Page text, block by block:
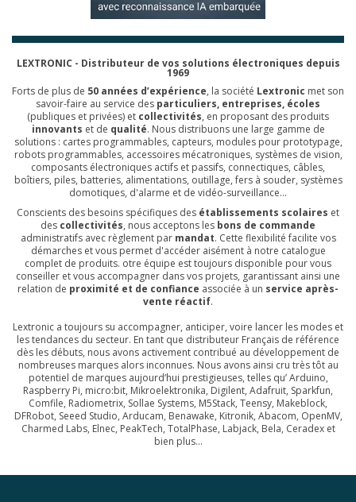
LEXTRONIC - Distributeur de vos solutions électroniques depuis
1969
Forts de plus de 50 années d’expérience, la société Lextronic met son
savoir-faire au service des particuliers, entreprises, écoles
(publiques et privées) et collectivités, en proposant des produits
innovants et de qualité. Nous distribuons une large gamme de
solutions : cartes programmables, capteurs, modules pour prototypage,
robots programmables, accessoires mécatroniques, systèmes de vision,
composants électroniques actifs et passifs, connectiques, câbles,
boîtiers, piles, batteries, alimentations, outillage, fers à souder, systèmes
domotiques, d'alarme et de vidéo-surveillance...
Conscients des besoins spécifiques des établissements scolaires et
des collectivités, nous acceptons les bons de commande
administratifs avec règlement par mandat. Cette flexibilité facilite vos
démarches et vous permet d'accéder aisément à notre catalogue
complet de produits. otre équipe est toujours disponible pour vous
conseiller et vous accompagner dans vos projets, garantissant ainsi une
relation de proximité et de confiance associée à un service après-
vente réactif.
Lextronic a toujours su accompagner, anticiper, voire lancer les modes et
les tendances du secteur. En tant que distributeur Français de référence
dès les débuts, nous avons activement contribué au développement de
nombreuses marques alors inconnues. Nous avons ainsi cru très tôt au
potentiel de marques aujourd’hui prestigieuses, telles qu’Arduino,
Raspberry Pi, micro:bit, Mikroelektronika, Digilent, Adafruit, Sparkfun,
Comfile, Radiometrix, Sollae Systems, M5Stack, Teensy, Makeblock,
DFRobot, Seeed Studio, Arducam, Benawake, Kitronik, Abacom, OpenMV,
Charmed Labs, Elnec, PeakTech, TotalPhase, Labjack, Bela, Ceradexet
bien plus...